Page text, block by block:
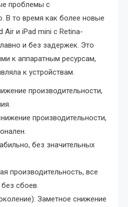
проблемы с
В то время как более новые
Air и iPad mini с Retina-
и без задержек. Это
к аппаратным ресурсам,
к устройствам.
производительности,
производительности,
без значительных
производительность, все
сбоев.
Заметное снижение